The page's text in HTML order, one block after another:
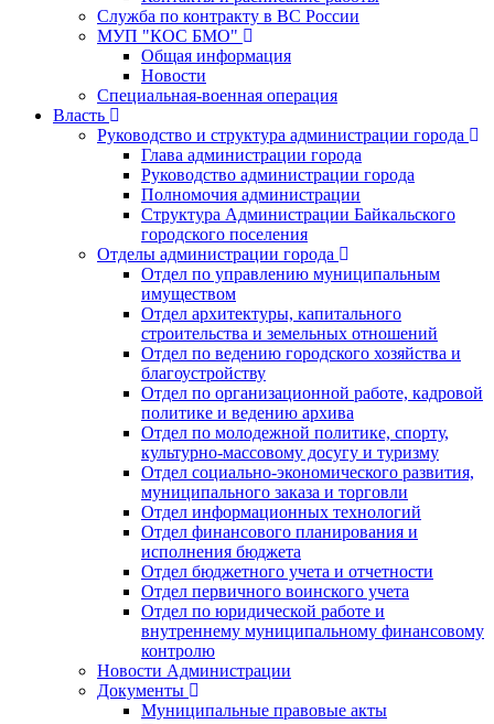
Служба по контракту в ВС России
МУП "КОС БМО"
Общая информация
Новости
Специальная-военная операция
Власть
Руководство и структура администрации города
Глава администрации города
Руководство администрации города
Полномочия администрации
Структура Администрации Байкальского
городского поселения
Отделы администрации города
Отдел по управлению муниципальным
имуществом
Отдел архитектуры, капитального
строительства и земельных отношений
Отдел по ведению городского хозяйства и
благоустройству
Отдел по организационной работе, кадровой
политике и ведению архива
Отдел по молодежной политике, спорту,
культурно-массовому досугу и туризму
Отдел социально-экономического развития,
муниципального заказа и торговли
Отдел информационных технологий
Отдел финансового планирования и
исполнения бюджета
Отдел бюджетного учета и отчетности
Отдел первичного воинского учета
Отдел по юридической работе и
внутреннему муниципальному финансовому
контролю
Новости Администрации
Документы
Муниципальные правовые акты